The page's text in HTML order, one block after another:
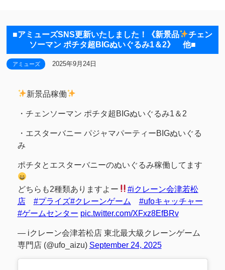
■アミューズSNS更新いたしました！《新景品
チェン
ソーマン ポチタ超BIGぬいぐるみ1＆2》 他■
アミューズ 2025年9月24日
新景品稼働
・チェンソーマン ポチタ超BIGぬいぐるみ1＆2
・エスターバニー パジャマパーティーBIGぬいぐる
み
ポチタとエスターバニーのぬいぐるみ稼働してます
どちらも2種類ありますよー
#iクレーン会津若松
店
#プライズ#クレーンゲーム
#ufoキャッチャー
#ゲームセンター pic.twitter.com/XFxz8EfBRv
— iクレーン会津若松店 東北最大級クレーンゲーム
専門店 (@ufo_aizu) September 24, 2025